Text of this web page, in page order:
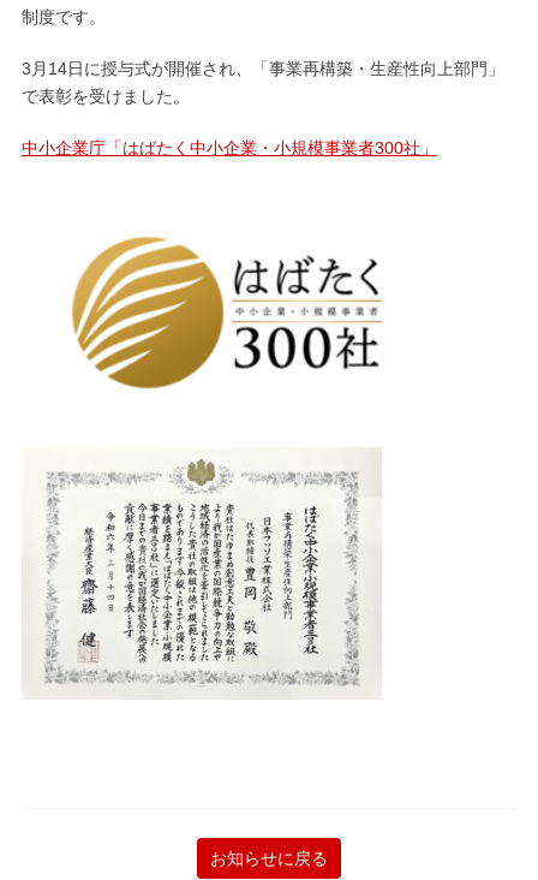
制度です。
3月14日に授与式が開催され、「事業再構築・生産性向上部門」
で表彰を受けました。
中小企業庁「はばたく中小企業・小規模事業者300社」
お知らせに戻る